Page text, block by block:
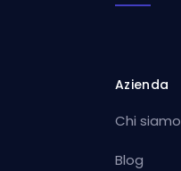
Azienda
Chi siamo
Blog